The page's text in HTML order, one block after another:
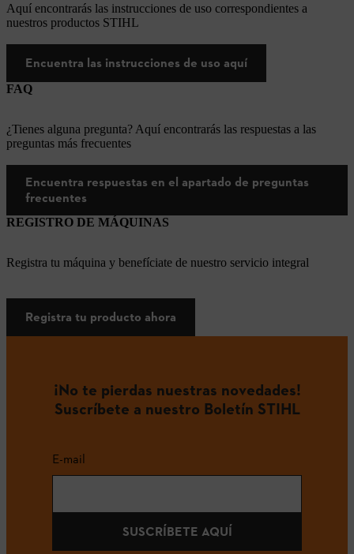
Aquí encontrarás las instrucciones de uso correspondientes a
nuestros productos STIHL
Encuentra las instrucciones de uso aquí
FAQ
¿Tienes alguna pregunta? Aquí encontrarás las respuestas a las
preguntas más frecuentes
Encuentra respuestas en el apartado de preguntas
frecuentes
REGISTRO DE MÁQUINAS
Registra tu máquina y benefíciate de nuestro servicio integral
Registra tu producto ahora
¡No te pierdas nuestras novedades!
Suscríbete a nuestro Boletín STIHL
E-mail
SUSCRÍBETE AQUÍ